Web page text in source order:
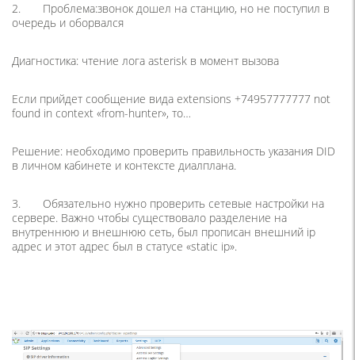
2. Проблема:звонок дошел на станцию, но не поступил в
очередь и оборвался
Диагностика: чтение лога asterisk в момент вызова
Если прийдет сообщение вида extensions +74957777777 not
found in context «from-hunter», то…
Решение: необходимо проверить правильность указания DID
в личном кабинете и контексте диалплана.
3. Обязательно нужно проверить сетевые настройки на
сервере. Важно чтобы существовало разделение на
внутреннюю и внешнюю сеть, был прописан внешний ip
адрес и этот адрес был в статусе «static ip».